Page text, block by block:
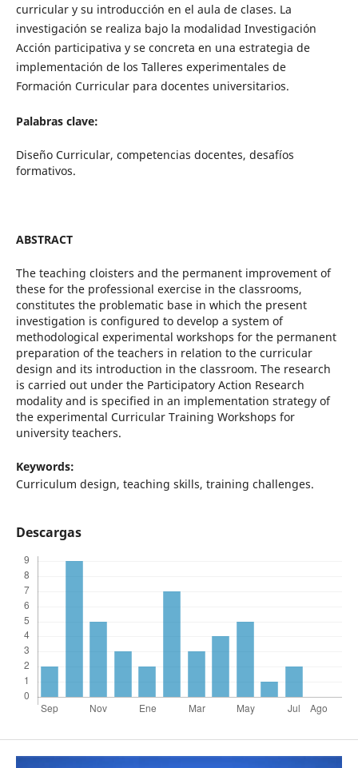
curricular y su introducción en el aula de clases. La
investigación se realiza bajo la modalidad Investigación
Acción participativa y se concreta en una estrategia de
implementación de los Talleres experimentales de
Formación Curricular para docentes universitarios.
Palabras clave:
Diseño Curricular, competencias docentes, desafíos
formativos.
ABSTRACT
The teaching cloisters and the permanent improvement of
these for the professional exercise in the classrooms,
constitutes the problematic base in which the present
investigation is configured to develop a system of
methodological experimental workshops for the permanent
preparation of the teachers in relation to the curricular
design and its introduction in the classroom. The research
is carried out under the Participatory Action Research
modality and is specified in an implementation strategy of
the experimental Curricular Training Workshops for
university teachers.
Keywords:
Curriculum design, teaching skills, training challenges.
Descargas